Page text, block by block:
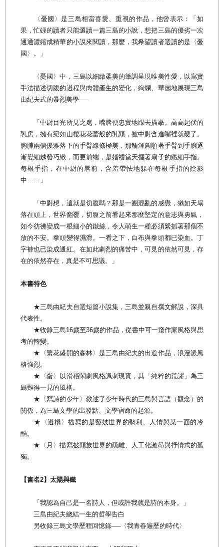
〈憂國〉是三島相當喜愛、重視的作品，他曾表示：「如
果，忙碌的讀者只能選讀一篇三島的小說，想把三島的優劣一次
通通濃縮成精華的小說來閱讀，那麼，我希望讀者選讀的是〈憂
國〉。」
〈憂國〉中，三島以細緻柔美的筆調呈現唯美性愛，以寫實
手法描述切腹的過程與肉體產生的變化，絢爛、華麗地展現三島
由紀夫式的暴烈美學──
「中尉目光所見之處，嘴唇便忠實地跟去描摹。高高起伏的
乳房，擁有宛如山櫻花花蕾般的乳頭，被中尉含進嘴裡就硬了。
胸脯兩側優雅落下的手臂線條極美，那種渾圓順著手臂到手腕逐
漸變細越發巧緻，而更前端，是婚禮當天握著扇子的纖細手指。
每根手指，在中尉的唇前，含羞帶怯地躲在每根手指的陰影
中……」
「中尉想，這就是切腹嗎？那是一團混亂的感覺，猶如天塌
落在頭上，世界翻覆，切腹之前看起來那麼堅定的意志與勇氣，
如今彷彿變成一根細小的鐵絲，令人萌生一種必須緊抓著那個不
放的不安。拳頭變得濕滑。一看之下，白布與拳頭都已染血。丁
字褲也已染成通紅。在如此劇烈的痛苦中，可見的依然可見，存
在的依然存在，真是不可思議。」
本書特色
★三島由紀夫自選短篇小說集，三島並親自撰文解說，深具
代表性。
★收錄三島16歲至36歲的作品，從書中可一窺作家風格與思
考的轉變。
★〈繁花盛開的森林〉是三島由紀夫的出道作品，浪漫派風
格強烈。
★〈蛋〉以滑稽鬧劇風格諷刺現實，其「純粹的荒謬」為三
島難得一見的風格。
★〈寫詩的少年〉敘述了少年時代的三島與言語（觀念）的
關係，為三島文學的出發點、文學宿命的起源。
★〈過橋〉描寫的是藝妓世界的勢利、人情與某一面的冷
酷。
★〈月〉描寫披頭族世界的疏離、人工化激昂與抒情式的孤
獨。
【書名2】太陽與鐵
「我認為自己是一名詩人，但或許我就是詩的本身。」
三島由紀夫總結一生的哲學告白
另收錄三島文學歷程回憶錄──〈我青春遍歷的時代〉